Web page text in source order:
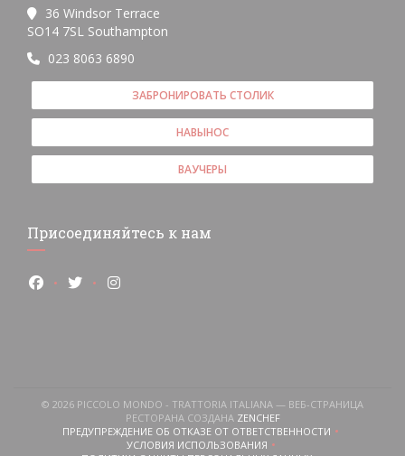
в новом окне))в новом окне))
36 Windsor Terrace
SO14 7SL Southampton
023 8063 6890
ЗАБРОНИРОВАТЬ СТОЛИК
НАВЫНОС
ВАУЧЕРЫ
Присоединяйтесь к нам
Facebook ((открывается в новом окне))
Twitter ((открывается в новом окне))
Instagram ((открывается в новом окне))
© 2026 PICCOLO MONDO - TRATTORIA ITALIANA — ВЕБ-СТРАНИЦА
РЕСТОРАНА СОЗДАНА ZENCHEF((ОТКРЫВАЕТСЯ В
ПРЕДУПРЕЖДЕНИЕ ОБ ОТКАЗЕ ОТ ОТВЕТСТВЕННОСТИ
((ОТКРЫВАЕТСЯ В НОВОМ ОКНЕ))
УСЛОВИЯ ИСПОЛЬЗОВАНИЯ((ОТКРЫВАЕТСЯ В НОВОМ ОКНЕ))